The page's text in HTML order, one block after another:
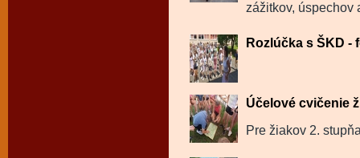
zážitkov, úspechov
Rozlúčka s ŠKD -
Účelové cvičenie
Pre žiakov 2.